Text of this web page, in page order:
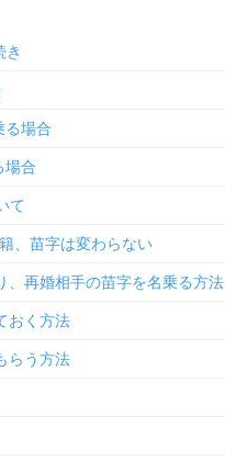
き
場合
合
て
、苗字は変わらない
再婚相手の苗字を名乗る方法
おく方法
らう方法